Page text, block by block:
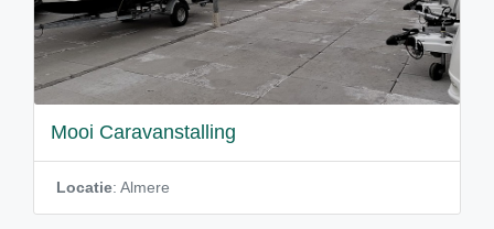
Mooi Caravanstalling
Locatie: Almere